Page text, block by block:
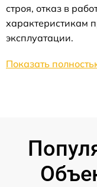
строя, отказ в
характеристикам
эксплуатации.
Показать